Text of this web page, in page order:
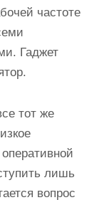
частоте
Гаджет
тот же
лишь
вопрос